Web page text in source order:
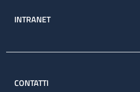
INTRANET
CONTATTI